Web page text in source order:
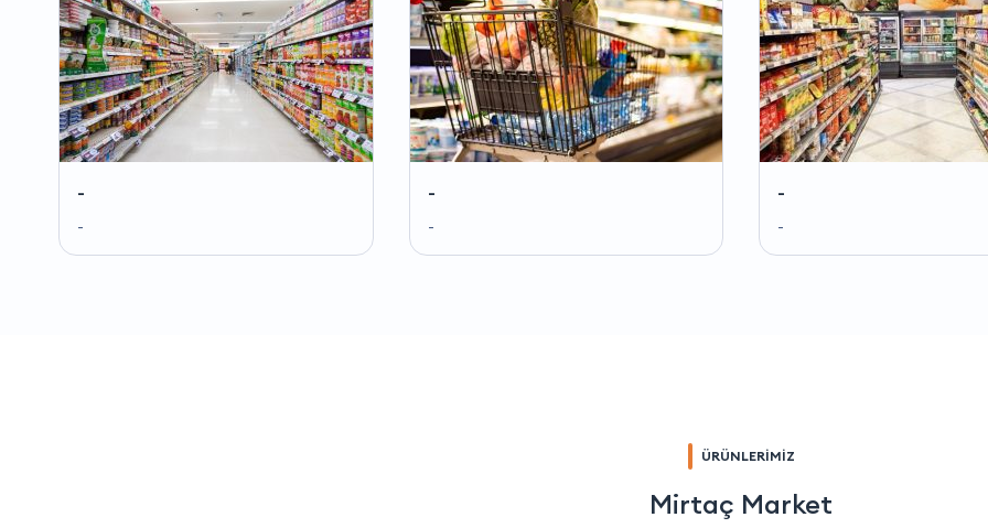
-
-
-
-
-
-
ÜRÜNLERİMİZ
Mirtaç Market